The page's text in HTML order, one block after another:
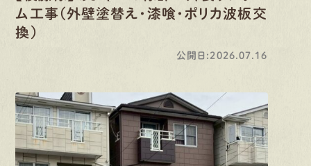
ム工事（外壁塗替え・漆喰・ポリカ波板交
換）
公開日:2026.07.16